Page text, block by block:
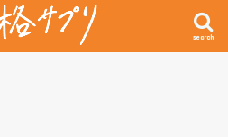
search